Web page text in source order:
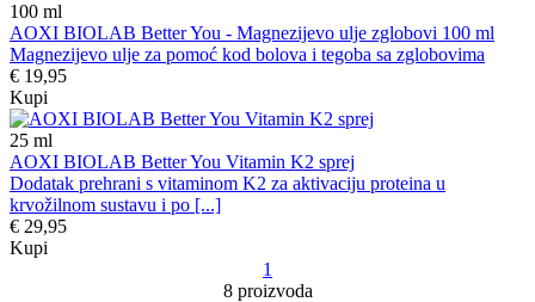
100 ml
AOXI BIOLAB Better You - Magnezijevo ulje zglobovi 100 ml
Magnezijevo ulje za pomoć kod bolova i tegoba sa zglobovima
€ 19,95
Kupi
25 ml
AOXI BIOLAB Better You Vitamin K2 sprej
Dodatak prehrani s vitaminom K2 za aktivaciju proteina u
krvožilnom sustavu i po [...]
€ 29,95
Kupi
1
8 proizvoda